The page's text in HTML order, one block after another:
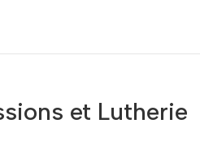
et Lutherie